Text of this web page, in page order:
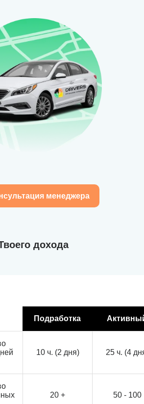
менеджера
дохода
Подработка
10 ч. (2 дня) 25 ч. (4
20 + 50 - 100